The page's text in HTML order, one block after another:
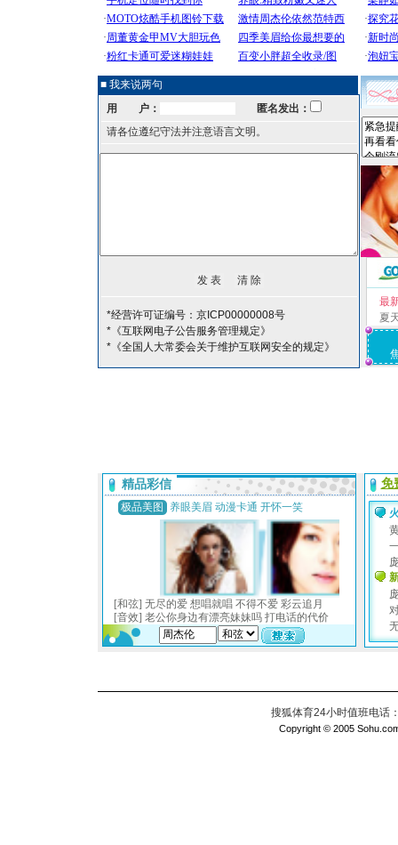
■ 我来说两句
用 户：
匿名发出：
请各位遵纪守法并注意语言文明。
*经营许可证编号：京ICP00000008号
*《互联网电子公告服务管理规定》
*《全国人大常委会关于维护互联网安全的规定》
最
夏
搜狐体育24小时值班电话
Copyright © 2005